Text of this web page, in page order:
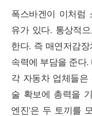
폭스바겐이 이처럼
유가 있다. 통상적
한다. 즉 매연저감
속력에 부담을 준다.
각 자동차 업체들은
술 확보에 총력을
엔진'은 두 토끼를